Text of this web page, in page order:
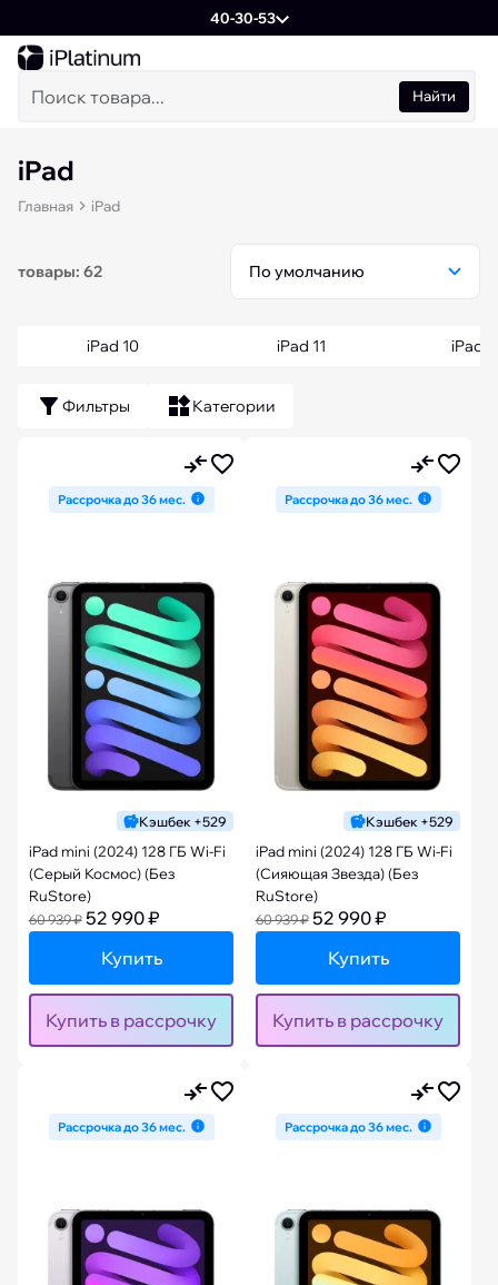
40-30-53
Найти
iPad
Главная iPad
товары: 62
iPad 10 iPad 11 iPad
Фильтры Категории
Рассрочка до 36 мес.
Кэшбек +529
iPad mini (2024) 128 ГБ Wi-Fi
(Серый Космос) (Без
RuStore)
60 939 ₽ 52 990 ₽
Купить
Купить в рассрочку
Рассрочка до 36 мес.
Кэшбек +529
iPad mini (2024) 128 ГБ Wi-Fi
(Сияющая Звезда) (Без
RuStore)
60 939 ₽ 52 990 ₽
Купить
Купить в рассрочку
Рассрочка до 36 мес. Рассрочка до 36 мес.